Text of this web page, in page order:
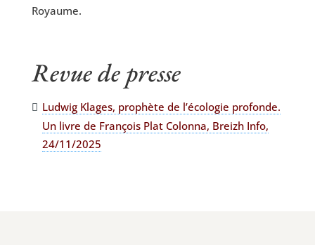
Royaume.
Revue de presse
Lud­wig Klages, pro­phète de l’écologie pro­fonde.
Un livre de Fran­çois Plat Colon­na, Breizh Info,
24/11/2025